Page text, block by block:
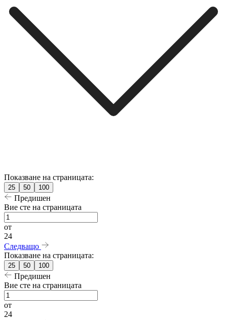
Показване на страницата:
25 50 100
Предишен
Вие сте на страницата
от
24
Следващо
Показване на страницата:
25 50 100
Предишен
Вие сте на страницата
от
24